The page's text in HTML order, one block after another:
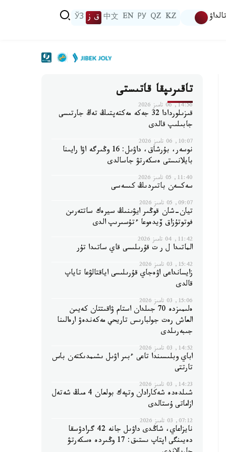
تالداۋ KZ
QZ
РУ
EN
中文 ق ز ЎЗ
تاقىرىپقا قاتىستى
14:56, 06 تامىز 2026
قىزىلوردادا 32 جەكە مەكتەپتىڭ تەڭ جارتىسى
جابىلىپ قالدى
10:07, 06 تامىز 2026
نوسەر، بۇرشاق، داۋىل: 16 وڭىرگە اۋا رايىنا
بايلانىستى ەسكەرتۋ جاسالدى
11:40, 05 تامىز 2026
سەكسەن باتىردىڭ كىسەسى
09:07, 05 تامىز 2026
تيان-شان قوڭىر ايۋىنىڭ سيرەك ساتتەرىن
فوتوتۇزاق ۆيدەوعا ءتۇسىرىپ الدى
11:42, 04 تامىز 2026
الماتىدا ل ر ت قۇرىلىسى قاي ساتىدا تۇر
15:42, 03 تامىز 2026
زايسانداعى اۋەجاي قۇرىلىسى اياقتالۋعا تاياپ
قالدى
15:06, 03 تامىز 2026
ەلىمىزدە 70 جىلدان استام ۋاقىتتان كەيىن
العاش رەت جولبارىس تاريحي مەكەندەۋ ارەالىنا
جىبەرىلدى
14:52, 03 تامىز 2026
اباي وبلىسىندا تاعى ءبىر اۋىل ىشىمدىكتەن باس
تارتتى
14:23, 03 تامىز 2026
شىلدەدە شەكارادان وتپەك بولعان 4 مىڭ شەتەل
ازاماتى ۇستالدى
07:12, 03 تامىز 2026
نايزاعاي، شاڭدى داۋىل جانە 42 گرادۋسقا
دەيىنگى اپتاپ ىستىق: 17 وڭىردە ەسكەرتۋ